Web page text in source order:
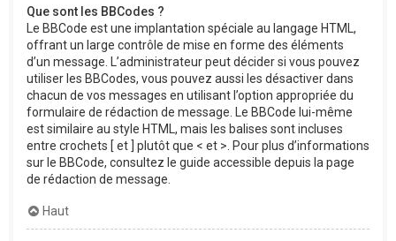
Que sont les BBCodes ?
Le BBCode est une implantation spéciale au langage HTML,
offrant un large contrôle de mise en forme des éléments
d’un message. L’administrateur peut décider si vous pouvez
utiliser les BBCodes, vous pouvez aussi les désactiver dans
chacun de vos messages en utilisant l’option appropriée du
formulaire de rédaction de message. Le BBCode lui-même
est similaire au style HTML, mais les balises sont incluses
entre crochets [ et ] plutôt que < et >. Pour plus d’informations
sur le BBCode, consultez le guide accessible depuis la page
de rédaction de message.
Haut